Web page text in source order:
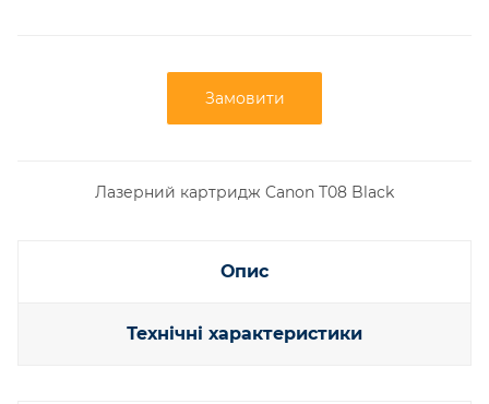
Замовити
Лазерний картридж Canon T08 Black
Опис
Технічні характеристики